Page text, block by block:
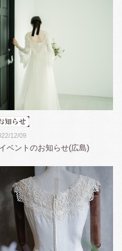
12/09
ベントのお知らせ(広島)